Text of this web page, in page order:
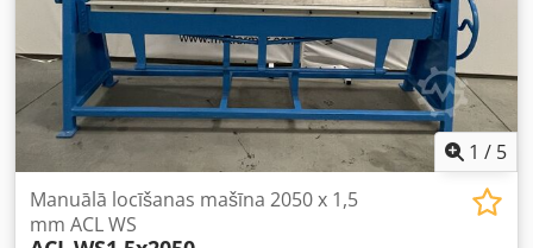
1 / 5
Manuālā locīšanas mašīna 2050 x 1,5
mm ACL WS